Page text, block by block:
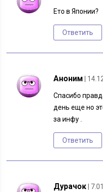
Ето в Японии?
Ответить
Аноним |
Спасибо
день еще но
за инфу .
Ответить
Дурачок |